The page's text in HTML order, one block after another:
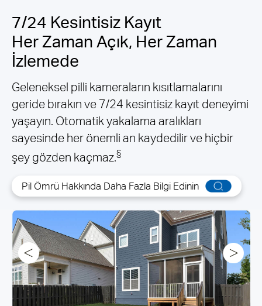
7/24 Kesintisiz Kayıt
Her Zaman Açık, Her Zaman
İzlemede
Geleneksel pilli kameraların kısıtlamalarını
geride bırakın ve 7/24 kesintisiz kayıt deneyimi
yaşayın. Otomatik yakalama aralıkları
sayesinde her önemli an kaydedilir ve hiçbir
şey gözden kaçmaz.§
Pil Ömrü Hakkında Daha Fazla Bilgi Edinin